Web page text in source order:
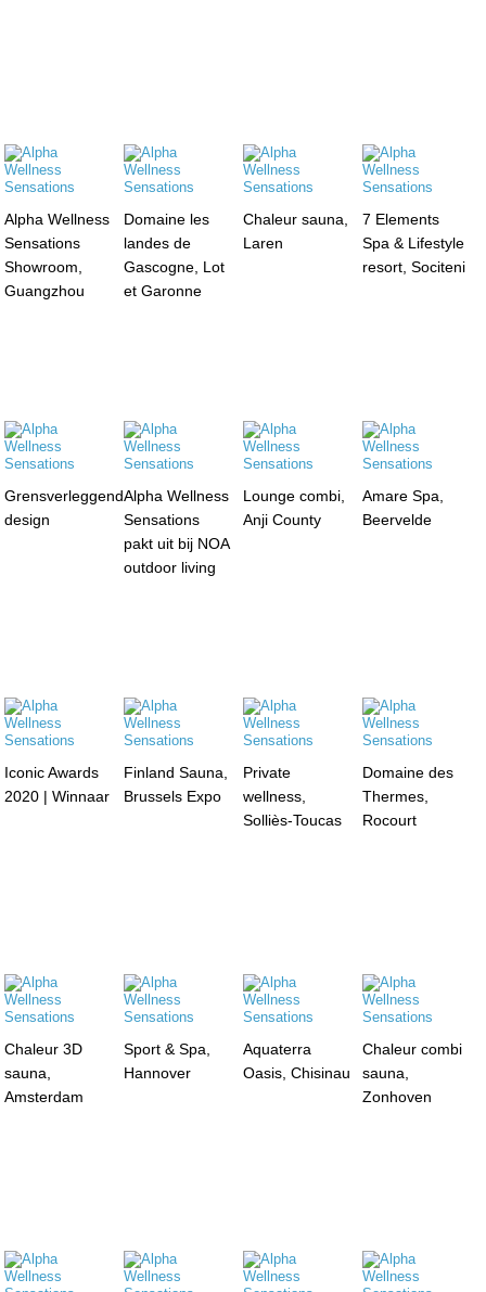
Alpha Wellness
Sensations
Showroom,
Guangzhou
Domaine les
landes de
Gascogne, Lot
et Garonne
Chaleur sauna,
Laren
7 Elements
Spa & Lifestyle
resort, Sociteni
Grensverleggend
design
Alpha Wellness
Sensations
pakt uit bij NOA
outdoor living
Lounge combi,
Anji County
Amare Spa,
Beervelde
Iconic Awards
2020 | Winnaar
Finland Sauna,
Brussels Expo
Private
wellness,
Solliès-Toucas
Domaine des
Thermes,
Rocourt
Chaleur 3D
sauna,
Amsterdam
Sport & Spa,
Hannover
Aquaterra
Oasis, Chisinau
Chaleur combi
sauna,
Zonhoven